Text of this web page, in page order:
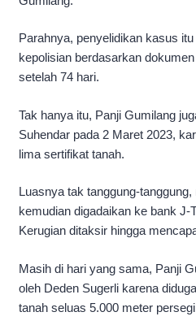
Parahnya, penyelidikan kasus
kepolisian berdasarkan
setelah 74 hari.
Tak hanya itu, Panji Gumilang
Suhendar pada 2 Maret 2023,
lima sertifikat tanah.
Luasnya tak tanggung-
kemudian digadaikan ke bank J-
Kerugian ditaksir hingga
Masih di hari yang sama, Panji
oleh Deden Sugerli karena
tanah seluas 5.000 meter